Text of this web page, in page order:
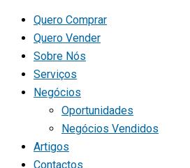
Quero Comprar
Quero Vender
Sobre Nós
Serviços
Negócios
Oportunidades
Negócios Vendidos
Artigos
Contactos